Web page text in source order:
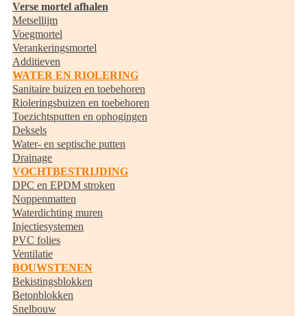
Verse mortel afhalen
Metsellijm
Voegmortel
Verankeringsmortel
Additieven
WATER EN RIOLERING
Sanitaire buizen en toebehoren
Rioleringsbuizen en toebehoren
Toezichtsputten en ophogingen
Deksels
Water- en septische putten
Drainage
VOCHTBESTRIJDING
DPC en EPDM stroken
Noppenmatten
Waterdichting muren
Injectiesystemen
PVC folies
Ventilatie
BOUWSTENEN
Bekistingsblokken
Betonblokken
Snelbouw